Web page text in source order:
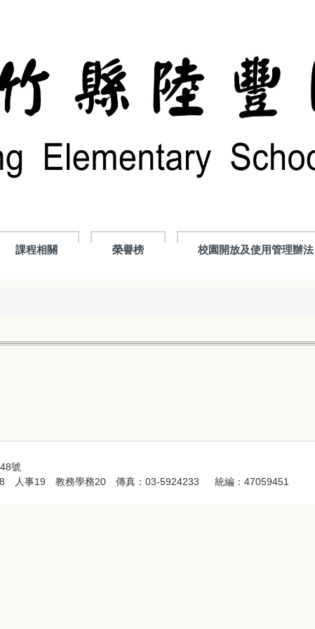
課程相關 榮譽榜 校園開放及使用管理辦法
號
人事19 教務學務20 傳真：03-5924233 統編：47059451